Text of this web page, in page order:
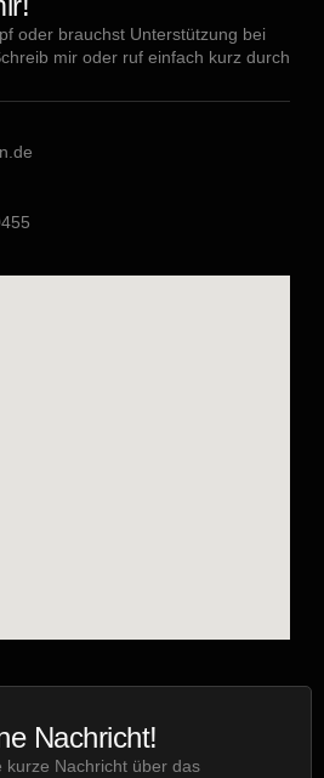
oder brauchst Unterstützung bei
mir oder ruf einfach kurz durch
Nachricht!
kurze Nachricht über das